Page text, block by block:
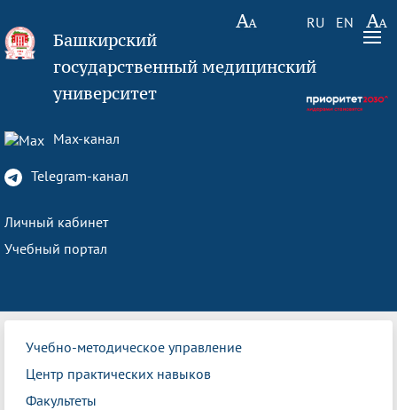
RU EN
Башкирский
государственный медицинский
университет
Max-канал
Telegram-канал
Личный кабинет
Учебный портал
Учебно-методическое управление
Центр практических навыков
Факультеты